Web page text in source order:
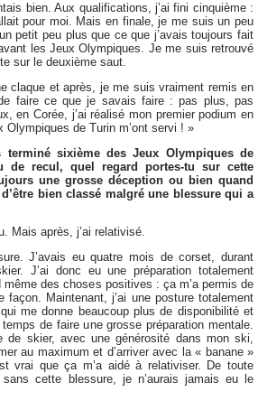
bien. Aux qualifications, j’ai fini cinquième :
pour moi. Mais en finale, je me suis un peu
petit peu plus que ce que j’avais toujours fait
les Jeux Olympiques. Je me suis retrouvé
sur le deuxième saut.
claque et après, je me suis vraiment remis en
faire ce que je savais faire : pas plus, pas
en Corée, j’ai réalisé mon premier podium en
Olympiques de Turin m’ont servi ! »
sixième des Jeux Olympiques de
de recul, quel regard portes-tu sur cette
une grosse déception ou bien quand
bien classé malgré une blessure qui a
Mais après, j’ai relativisé.
J’avais eu quatre mois de corset, durant
J’ai donc eu une préparation totalement
des choses positives : ça m’a permis de
façon. Maintenant, j’ai une posture totalement
me donne beaucoup plus de disponibilité et
de faire une grosse préparation mentale.
de skier, avec une générosité dans mon ski,
au maximum et d’arriver avec la « banane »
vrai que ça m’a aidé à relativiser. De toute
cette blessure, je n’aurais jamais eu le